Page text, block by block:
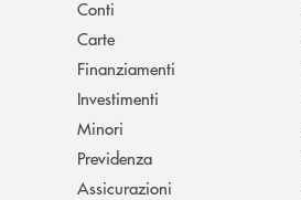
Conti
Carte
Finanziamenti
Investimenti
Minori
Previdenza
Assicurazioni